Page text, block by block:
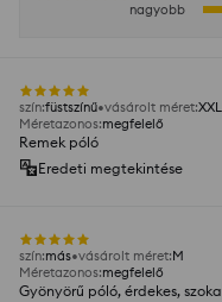
nagyobb
szín:füstszínű vásárolt méret:XXL
Méretazonos:megfelelő
Remek póló
Eredeti megtekintése
szín:más vásárolt méret:M
Méretazonos:megfelelő
Gyönyörű póló, érdekes,